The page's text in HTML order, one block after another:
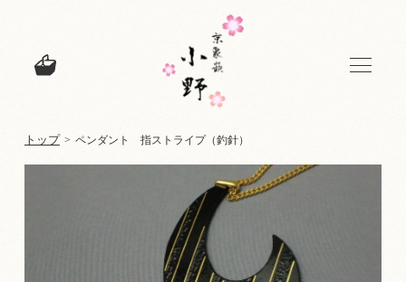
トップ > ペンダント 指ストライプ（釣針）